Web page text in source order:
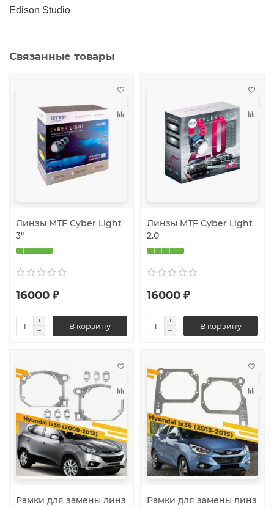
Edison Studio
Связанные товары
Линзы MTF Cyber Light
3″
16000 ₽
В корзину
Линзы MTF Cyber Light
2.0
16000 ₽
В корзину
Рамки для замены линз
Рамки для замены линз